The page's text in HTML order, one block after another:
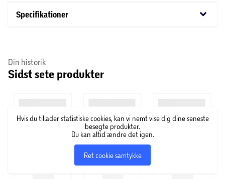
Velegnet til opvaskemaskine, fryser, mikrobølgeovn.
Specifikationer keyboard_arrow_down
Din historik
Sidst sete produkter
Hvis du tillader statistiske cookies, kan vi nemt vise dig dine seneste
besøgte produkter.
Du kan altid ændre det igen.
Ret cookie samtykke